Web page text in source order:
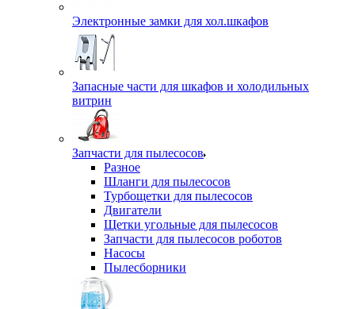
Электронные замки для хол.шкафов
Запасные части для шкафов и холодильных
витрин
Запчасти для пылесосов
Разное
Шланги для пылесосов
Турбощетки для пылесосов
Двигатели
Щетки угольные для пылесосов
Запчасти для пылесосов роботов
Насосы
Пылесборники